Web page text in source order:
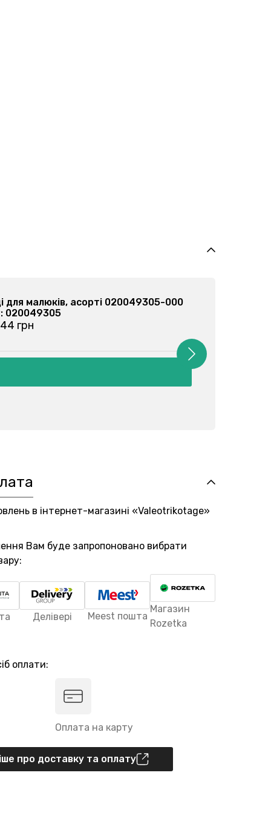
для малюків, асорті 020079102-000
020079102
44 грн
в інтернет-магазині «Valeotrikotage»
Вам буде запропоновано вибрати
Делівері Meest пошта
Магазин
Rozetka
оплати:
Оплата на карту
про доставку та оплату